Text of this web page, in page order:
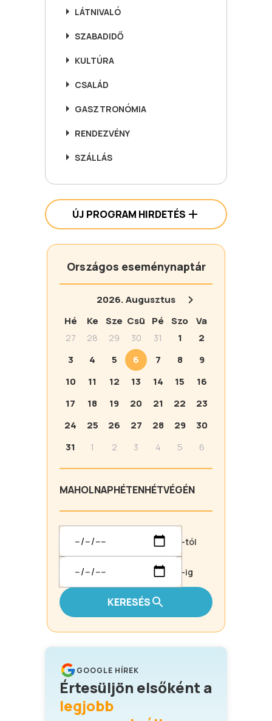
LÁTNIVALÓ
SZABADIDŐ
KULTÚRA
CSALÁD
GASZTRONÓMIA
RENDEZVÉNY
SZÁLLÁS
ÚJ PROGRAM HIRDETÉS
Országos eseménynaptár
2026.Augusztus
Hé
Ke Sze Csü Pé Szo
Va
27
28 29 30 31 1
2
3
4 5 6 7 8
9
10
11 12 13 14 15
16
17
18 19 20 21 22
23
24
25 26 27 28 29
30
31
1 2 3 4 5 6
MAHOLNAPHÉTENHÉTVÉGÉN
-tól
-ig
KERESÉS
GOOGLE HÍREK
Értesüljön elsőként a
legjobb